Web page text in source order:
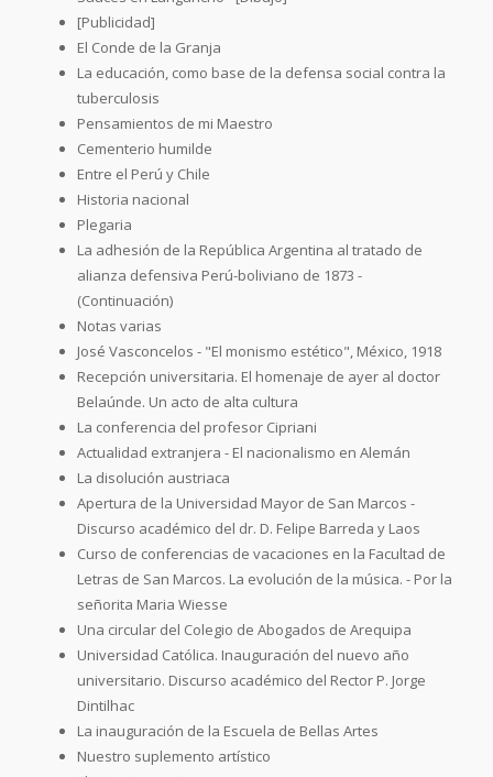
[Publicidad]
El Conde de la Granja
La educación, como base de la defensa social contra la
tuberculosis
Pensamientos de mi Maestro
Cementerio humilde
Entre el Perú y Chile
Historia nacional
Plegaria
La adhesión de la República Argentina al tratado de
alianza defensiva Perú-boliviano de 1873 -
(Continuación)
Notas varias
José Vasconcelos - "El monismo estético", México, 1918
Recepción universitaria. El homenaje de ayer al doctor
Belaúnde. Un acto de alta cultura
La conferencia del profesor Cipriani
Actualidad extranjera - El nacionalismo en Alemán
La disolución austriaca
Apertura de la Universidad Mayor de San Marcos -
Discurso académico del dr. D. Felipe Barreda y Laos
Curso de conferencias de vacaciones en la Facultad de
Letras de San Marcos. La evolución de la música. - Por la
señorita Maria Wiesse
Una circular del Colegio de Abogados de Arequipa
Universidad Católica. Inauguración del nuevo año
universitario. Discurso académico del Rector P. Jorge
Dintilhac
La inauguración de la Escuela de Bellas Artes
Nuestro suplemento artístico